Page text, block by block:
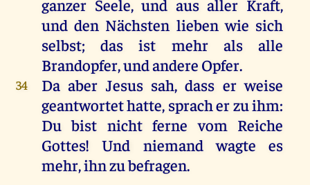
ganzer Seele, und aus aller Kraft,
und den Nächsten lieben wie sich
selbst; das ist mehr als alle
Brandopfer, und andere Opfer.
34
Da aber Jesus sah, dass er weise
geantwortet hatte, sprach er zu ihm:
Du bist nicht ferne vom Reiche
Gottes! Und niemand wagte es
mehr, ihn zu befragen.